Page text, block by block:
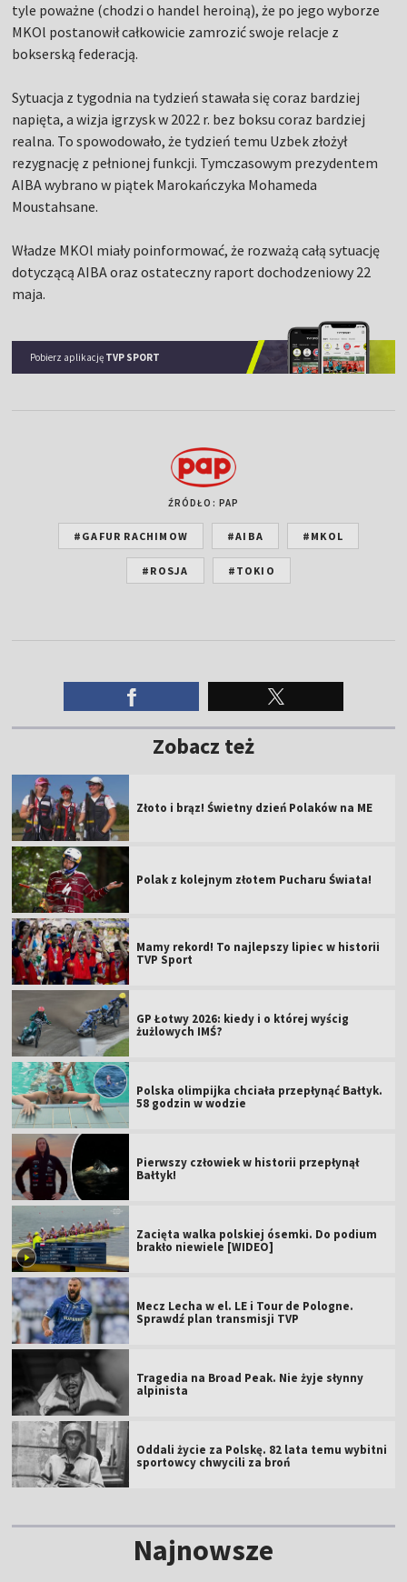
tyle poważne (chodzi o handel heroiną), że po jego wyborze
MKOl postanowił całkowicie zamrozić swoje relacje z
bokserską federacją.
Sytuacja z tygodnia na tydzień stawała się coraz bardziej
napięta, a wizja igrzysk w 2022 r. bez boksu coraz bardziej
realna. To spowodowało, że tydzień temu Uzbek złożył
rezygnację z pełnionej funkcji. Tymczasowym prezydentem
AIBA wybrano w piątek Marokańczyka Mohameda
Moustahsane.
Władze MKOl miały poinformować, że rozważą całą sytuację
dotyczącą AIBA oraz ostateczny raport dochodzeniowy 22
maja.
Pobierz aplikację TVP SPORT
ŹRÓDŁO: PAP
#GAFUR RACHIMOW #AIBA #MKOL
#ROSJA #TOKIO
Zobacz też
Złoto i brąz! Świetny dzień Polaków na ME
Polak z kolejnym złotem Pucharu Świata!
Mamy rekord! To najlepszy lipiec w historii
TVP Sport
GP Łotwy 2026: kiedy i o której wyścig
żużlowych IMŚ?
Polska olimpijka chciała przepłynąć Bałtyk.
58 godzin w wodzie
Pierwszy człowiek w historii przepłynął
Bałtyk!
Zacięta walka polskiej ósemki. Do podium
brakło niewiele [WIDEO]
Mecz Lecha w el. LE i Tour de Pologne.
Sprawdź plan transmisji TVP
Tragedia na Broad Peak. Nie żyje słynny
alpinista
Oddali życie za Polskę. 82 lata temu wybitni
sportowcy chwycili za broń
Najnowsze